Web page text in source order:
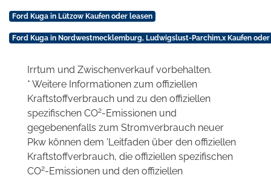
Ford Kuga in Lützow Kaufen oder leasen
Ford Kuga in Nordwestmecklemburg, Ludwigslust-Parchim,x Kaufen oder
Irrtum und Zwischenverkauf vorbehalten.
* Weitere Informationen zum offiziellen
Kraftstoffverbrauch und zu den offiziellen
spezifischen CO2-Emissionen und
gegebenenfalls zum Stromverbrauch neuer
Pkw können dem 'Leitfaden über den offiziellen
Kraftstoffverbrauch, die offiziellen spezifischen
CO2-Emissionen und den offiziellen